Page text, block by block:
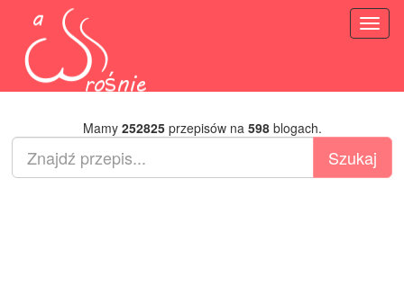
Mamy 252825przepisów na 598blogach.